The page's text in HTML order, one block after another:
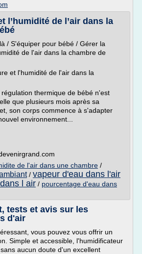
l’humidité de l’air dans la
/ S'équiper pour bébé / Gérer la
de l'air dans la chambre de
et l'humidité de l'air dans la
thermique de bébé n'est
que plusieurs mois après sa
son corps commence à s'adapter
environnement...
de l'air dans une chambre /
/ vapeur d'eau dans l'air
l air / pourcentage d'eau dans
tests et avis sur les
d'air
vous pouvez vous offrir un
Simple et accessible, l'humidificateur
aucun doute d'un excellent